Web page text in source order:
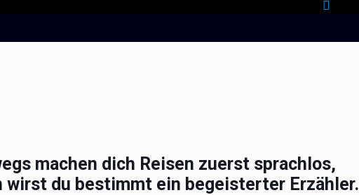
machen dich Reisen zuerst sprachlos,
wirst du bestimmt ein begeisterter Erzähler.